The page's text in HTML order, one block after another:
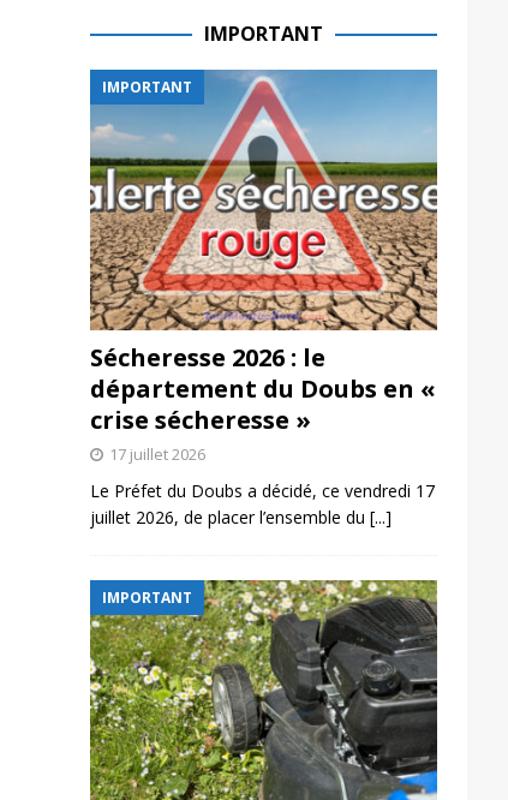
IMPORTANT
IMPORTANT
Sécheresse 2026 : le
département du Doubs en «
crise sécheresse »
17 juillet 2026
Le Préfet du Doubs a décidé, ce vendredi 17
juillet 2026, de placer l’ensemble du [...]
IMPORTANT